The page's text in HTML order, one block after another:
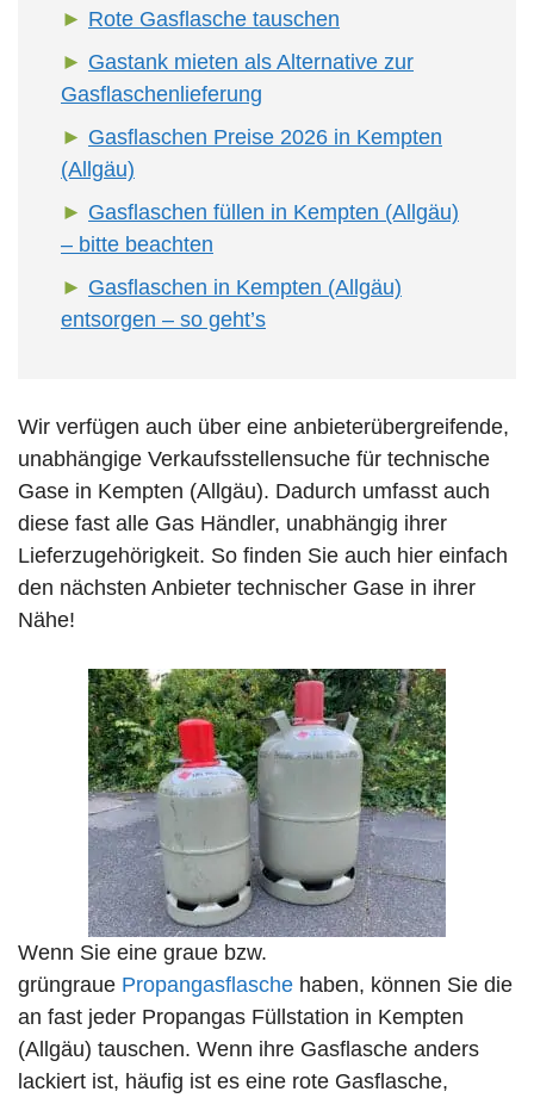
Rote Gasflasche tauschen
Gastank mieten als Alternative zur
Gasflaschenlieferung
Gasflaschen Preise 2026 in Kempten
(Allgäu)
Gasflaschen füllen in Kempten (Allgäu)
– bitte beachten
Gasflaschen in Kempten (Allgäu)
entsorgen – so geht’s
Wir verfügen auch über eine anbieterübergreifende,
unabhängige Verkaufsstellensuche für technische
Gase in Kempten (Allgäu). Dadurch umfasst auch
diese fast alle Gas Händler, unabhängig ihrer
Lieferzugehörigkeit. So finden Sie auch hier einfach
den nächsten Anbieter technischer Gase in ihrer
Nähe!
Wenn Sie eine graue bzw.
grüngraue Propangasflasche haben, können Sie die
an fast jeder Propangas Füllstation in Kempten
(Allgäu) tauschen. Wenn ihre Gasflasche anders
lackiert ist, häufig ist es eine rote Gasflasche,